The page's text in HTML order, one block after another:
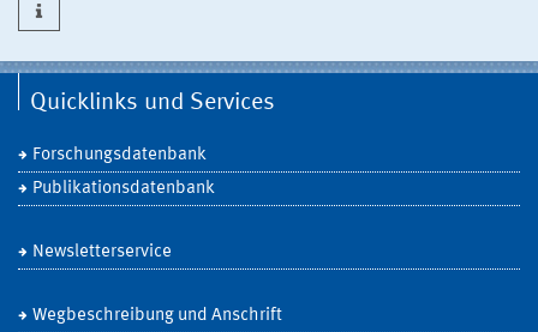
Quicklinks und Services
Forschungsdatenbank
Publikationsdatenbank
Newsletterservice
Wegbeschreibung und Anschrift